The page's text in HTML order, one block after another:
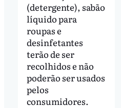
(detergente), sabão
líquido para
roupas e
desinfetantes
terão de ser
recolhidos e não
poderão ser usados
pelos
consumidores.